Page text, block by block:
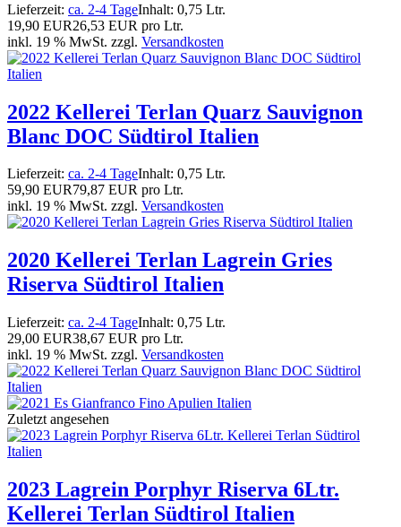
Lieferzeit: ca. 2-4 TageInhalt: 0,75 Ltr.
19,90 EUR26,53 EUR pro Ltr.
inkl. 19 % MwSt. zzgl. Versandkosten
2022 Kellerei Terlan Quarz Sauvignon
Blanc DOC Südtirol Italien
Lieferzeit: ca. 2-4 TageInhalt: 0,75 Ltr.
59,90 EUR79,87 EUR pro Ltr.
inkl. 19 % MwSt. zzgl. Versandkosten
2020 Kellerei Terlan Lagrein Gries
Riserva Südtirol Italien
Lieferzeit: ca. 2-4 TageInhalt: 0,75 Ltr.
29,00 EUR38,67 EUR pro Ltr.
inkl. 19 % MwSt. zzgl. Versandkosten
Zuletzt angesehen
2023 Lagrein Porphyr Riserva 6Ltr.
Kellerei Terlan Südtirol Italien